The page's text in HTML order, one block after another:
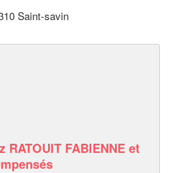
Saint-savin
RATOUIT FABIENNE et